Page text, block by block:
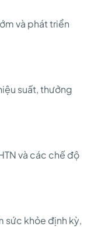
và phát triển
suất, thưởng
và các chế độ
sức khỏe định kỳ,